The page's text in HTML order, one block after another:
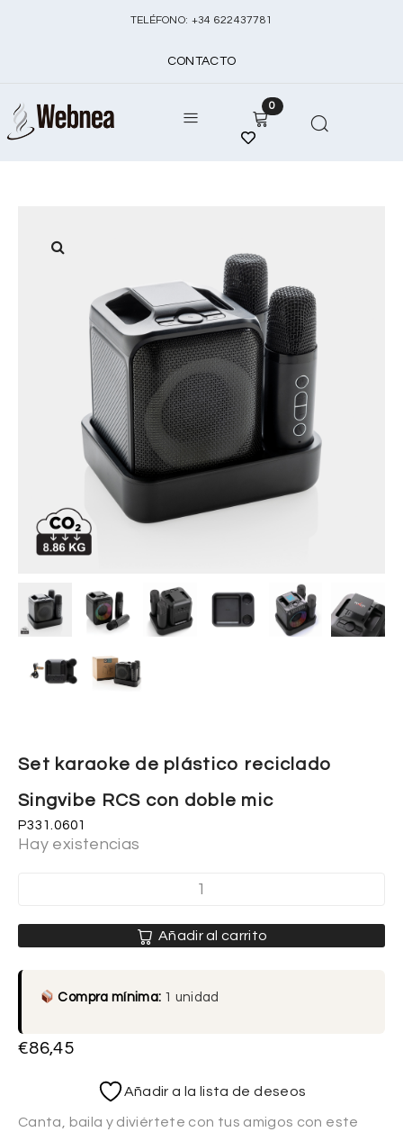
TELÉFONO: +34 622437781
CONTACTO
0
Set karaoke de plástico reciclado
Singvibe RCS con doble mic
P331.0601
Hay existencias
Añadir al carrito
Compra mínima: 1 unidad
€86,45
Añadir a la lista de deseos
Canta, baila y diviértete con tus amigos con este